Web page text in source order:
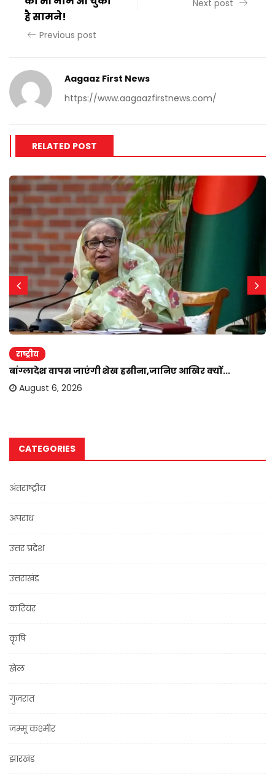
है सामने!
Previous post
Next post
Aagaaz First News
https://www.aagaazfirstnews.com/
RELATED POST
राष्ट्रीय
बांग्लादेश वापस जाएंगी शेख हसीना,जानिए आखिर क्यों...
August 6, 2026
CATEGORIES
अंतराष्ट्रीय
अपराध
उत्तर प्रदेश
उत्तराखंड
करियर
कृषि
खेल
गुजरात
जम्मू कश्मीर
झारखंड